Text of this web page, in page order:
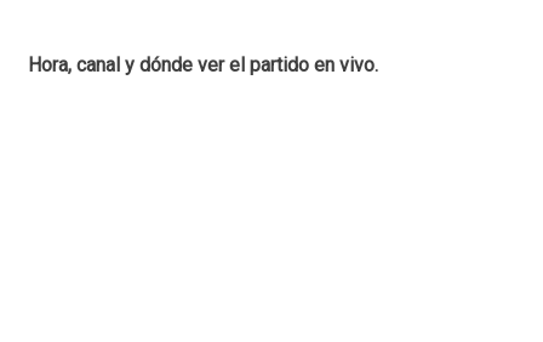
Hora, canal y dónde ver el partido en vivo.